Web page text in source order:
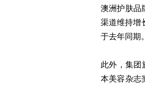
澳洲护肤品
渠道维持增
于去年同期。
此外，集团
本美容杂志